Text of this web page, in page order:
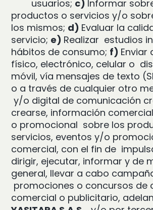
usuarios; c) Informar
productos o servicios y/o
los mismos; d) Evaluar la
servicio; e) Realizar estudios
hábitos de consumo; f) Enviar
físico, electrónico, celular o
móvil, vía mensajes de texto
o a través de cualquier otro
y/o digital de comunicación
crearse, información
o promocional sobre los
servicios, eventos y/o
comercial, con el fin de
dirigir, ejecutar, informar y de
general, llevar a cabo
promociones o concursos de
comercial o publicitario,